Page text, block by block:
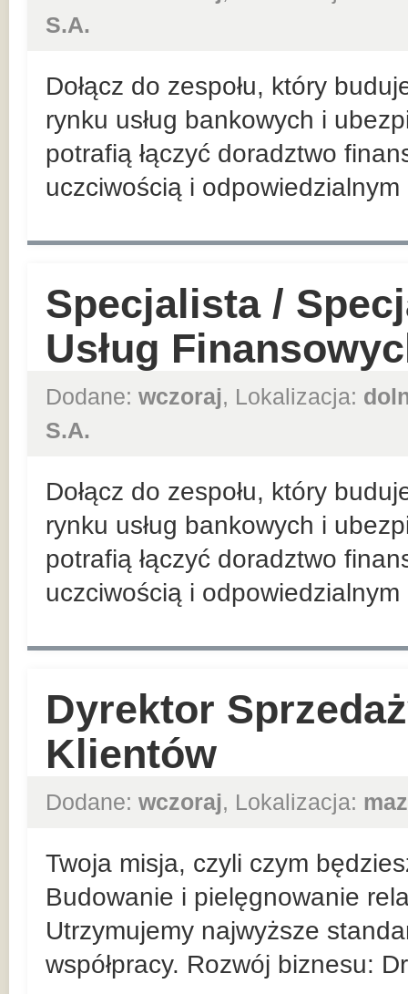
S.A.
Dołącz do zespołu, który
rynku usług bankowych i
potrafią łączyć doradztwo
uczciwością i
Specjalista /
Usług
Dodane: wczoraj, Lokalizacja:
S.A.
Dołącz do zespołu, który
rynku usług bankowych i
potrafią łączyć doradztwo
uczciwością i
Dyrektor
Klientów
Dodane: wczoraj, Lokalizacja:
Twoja misja, czyli czym
Budowanie i pielęgnowanie
Utrzymujemy najwyższe
współpracy. Rozwój biznesu: